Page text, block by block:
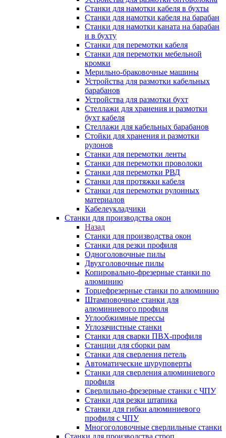
Станки для намотки кабеля в бухты
Станки для намотки кабеля на барабан
Станки для намотки каната на барабан
и в бухту
Станки для перемотки кабеля
Станки для перемотки мебельной
кромки
Мерильно-браковочные машины
Устройства для размотки кабельных
барабанов
Устройства для размотки бухт
Стеллажи для хранения и размотки
бухт кабеля
Стеллажи для кабельных барабанов
Стойки для хранения и размотки
рулонов
Станки для перемотки ленты
Станки для перемотки проволоки
Станки для перемотки РВД
Станки для протяжки кабеля
Станки для перемотки рулонных
материалов
Кабелеукладчики
Станки для производства окон
Назад
Станки для производства окон
Станки для резки профиля
Одноголовочные пилы
Двухголовочные пилы
Копировально-фрезерные станки по
алюминию
Торцефрезерные станки по алюминию
Штамповочные станки для
алюминиевого профиля
Углообжимные прессы
Углозачистные станки
Станки для сварки ПВХ-профиля
Станции для сборки рам
Станки для сверления петель
Автоматические шуруповерты
Станки для сверления алюминиевого
профиля
Сверлильно-фрезерные станки с ЧПУ
Станки для резки штапика
Станки для гибки алюминиевого
профиля с ЧПУ
Многоголовочные сверлильные станки
Станки для производства строп